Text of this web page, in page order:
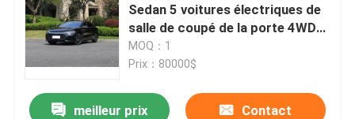
Sedan 5 voitures électriques de
salle de coupé de la porte 4WD
Quickback
MOQ：1
Prix：80000$
meilleur prix Contact